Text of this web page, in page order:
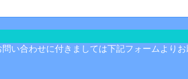
い合わせに付きましては下記フォームよりお